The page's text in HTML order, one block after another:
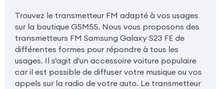
Trouvez le transmetteur FM adapté à vos usages
sur la boutique GSM55. Nous vous proposons des
transmetteurs FM Samsung Galaxy S23 FE de
différentes formes pour répondre à tous les
usages. Il s'agit d'un accessoire voiture populaire
car il est possible de diffuser votre musique ou vos
appels sur la radio de votre auto. Le transmetteur